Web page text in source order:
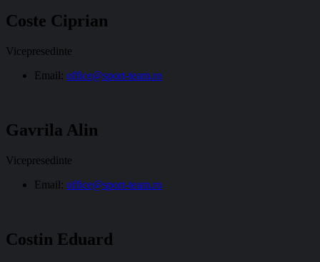
Coste Ciprian
Vicepresedinte
Email: office@sport-team.ro
Gavrila Alin
Vicepresedinte
Email: office@sport-team.ro
Costin Eduard